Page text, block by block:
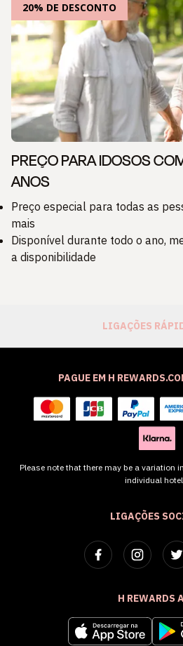
20% DE DESCONTO
PREÇO PARA IDOSOS
ANOS
Preço especial para todas as
mais
Disponível durante todo o ano,
a disponibilidade
LIGAÇÕES
LIGAÇÕES
H REWARDS
PAGUE EM H
Please note that there may be a variation
individual